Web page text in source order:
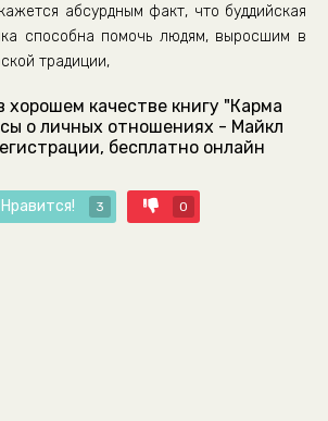
абсурдным факт, что буддийская
способна помочь людям, выросшим в
традиции,
хорошем качестве книгу "Карма
о личных отношениях - Майкл
бесплатно онлайн
Нравится! 3 0